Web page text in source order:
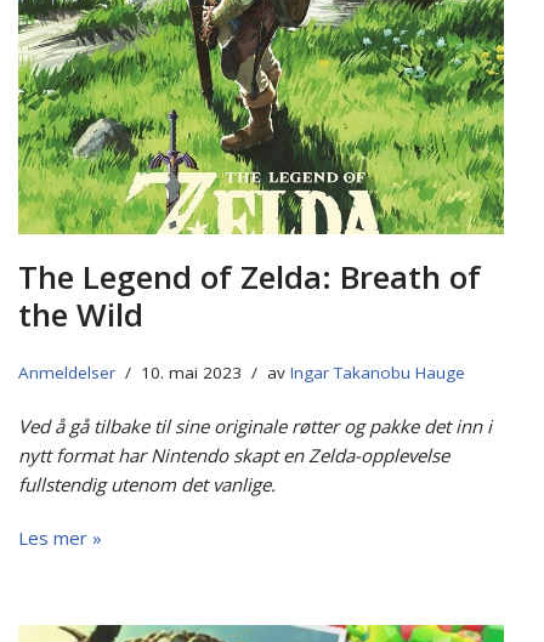
The Legend of Zelda: Breath of
the Wild
Anmeldelser 10. mai 2023 av Ingar Takanobu Hauge
Ved å gå tilbake til sine originale røtter og pakke det inn i
nytt format har Nintendo skapt en Zelda-opplevelse
fullstendig utenom det vanlige.
Les mer »